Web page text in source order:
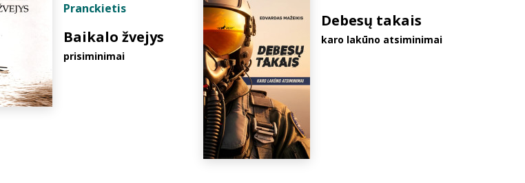
Pranckietis
Baikalo žvejys
prisiminimai
Debesų takais
karo lakūno atsiminimai